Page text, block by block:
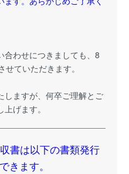
合わせにつきましても、8
ていただきます。
しますが、何卒ご理解とご
げます。
書は以下の書類発行
きます。